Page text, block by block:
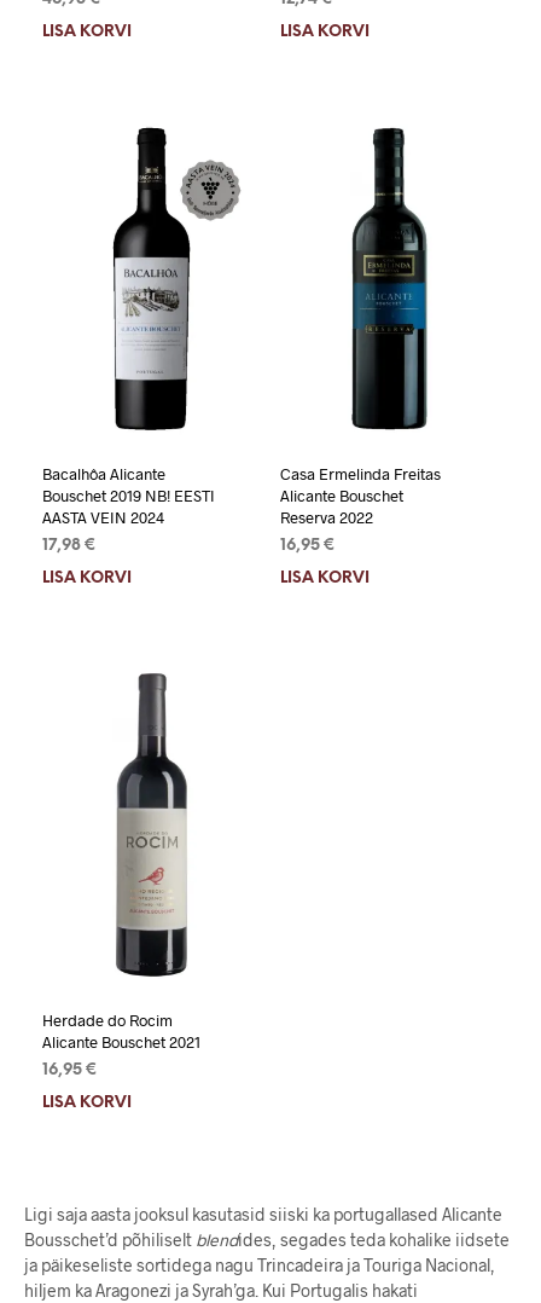
LISA KORVI LISA KORVI
Bacalhôa Alicante
Bouschet 2019 NB! EESTI
AASTA VEIN 2024
17,98 €
LISA KORVI
Casa Ermelinda Freitas
Alicante Bouschet
Reserva 2022
16,95 €
LISA KORVI
Herdade do Rocim
Alicante Bouschet 2021
16,95 €
LISA KORVI
Ligi saja aasta jooksul kasutasid siiski ka portugallased Alicante
Bousschet’d põhiliselt blendides, segades teda kohalike iidsete
ja päikeseliste sortidega nagu Trincadeira ja Touriga Nacional,
hiljem ka Aragonezi ja Syrah’ga. Kui Portugalis hakati